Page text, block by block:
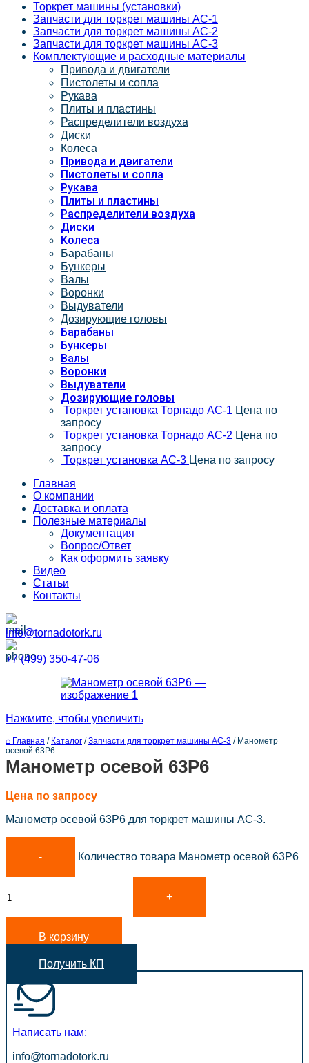
Торкрет машины (установки)
Запчасти для торкрет машины АС-1
Запчасти для торкрет машины АС-2
Запчасти для торкрет машины АС-3
Комплектующие и расходные материалы
Привода и двигатели
Пистолеты и сопла
Рукава
Плиты и пластины
Распределители воздуха
Диски
Колеса
Привода и двигатели
Пистолеты и сопла
Рукава
Плиты и пластины
Распределители воздуха
Диски
Колеса
Барабаны
Бункеры
Валы
Воронки
Выдуватели
Дозирующие головы
Барабаны
Бункеры
Валы
Воронки
Выдуватели
Дозирующие головы
Торкрет установка Торнадо АС-1 Цена по
запросу
Торкрет установка Торнадо АС-2 Цена по
запросу
Торкрет установка АС-3 Цена по запросу
Главная
О компании
Доставка и оплата
Полезные материалы
Документация
Вопрос/Ответ
Как оформить заявку
Видео
Статьи
Контакты
info@tornadotork.ru
+7 (499) 350-47-06
Нажмите, чтобы увеличить
⌂ Главная / Каталог /Запчасти для торкрет машины АС-3 / Манометр
осевой 63Р6
Манометр осевой 63Р6
Цена по запросу
Манометр осевой 63Р6 для торкрет машины АС-3.
Количество товара Манометр осевой 63Р6
В корзину
Получить КП
Написать нам:
info@tornadotork.ru